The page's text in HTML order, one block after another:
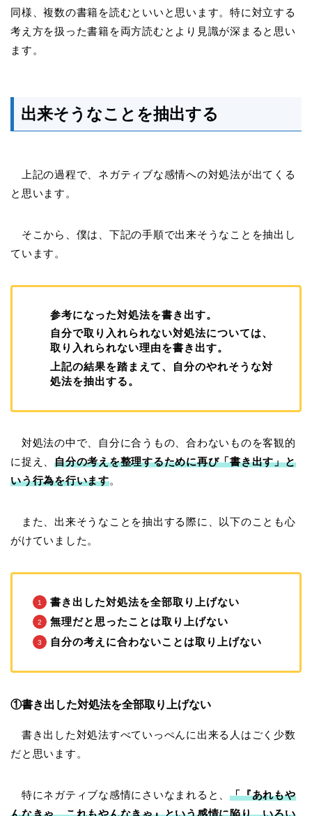
同様、複数の書籍を読むといいと思います。特に対立する
考え方を扱った書籍を両方読むとより見識が深まると思い
ます。
出来そうなことを抽出する
上記の過程で、ネガティブな感情への対処法が出てくる
と思います。
そこから、僕は、下記の手順で出来そうなことを抽出し
ています。
参考になった対処法を書き出す。
自分で取り入れられない対処法については、
取り入れられない理由を書き出す。
上記の結果を踏まえて、自分のやれそうな対
処法を抽出する。
対処法の中で、自分に合うもの、合わないものを客観的
に捉え、自分の考えを整理するために再び「書き出す」と
いう行為を行います。
また、出来そうなことを抽出する際に、以下のことも心
がけていました。
書き出した対処法を全部取り上げない
無理だと思ったことは取り上げない
自分の考えに合わないことは取り上げない
①書き出した対処法を全部取り上げない
書き出した対処法すべていっぺんに出来る人はごく少数
だと思います。
特にネガティブな感情にさいなまれると、「『あれもや
んなきゃ、これもやんなきゃ』という感情に陥り、いろい